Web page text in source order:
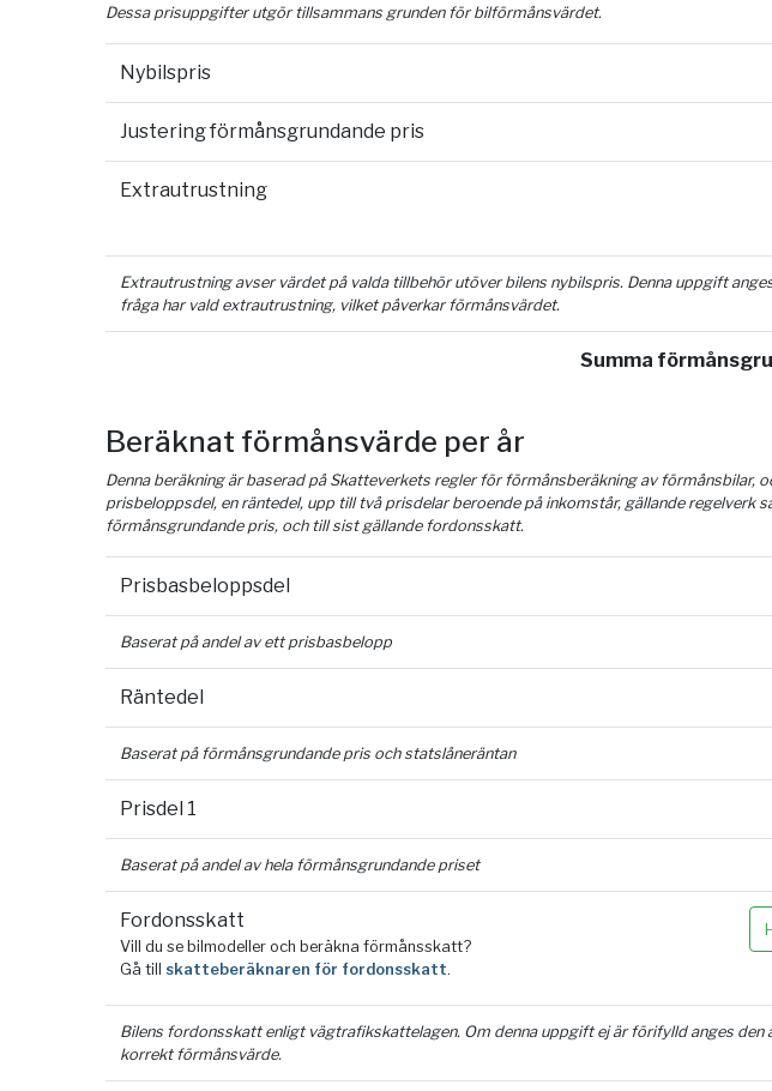
Dessa prisuppgifter utgör tillsammans grunden för bilförmånsvärdet.
Nybilspris
Justering förmånsgrundande pris
Extrautrustning
Extrautrustning avser värdet på valda tillbehör utöver bilens nybilspris. Denna uppgift
fråga har vald extrautrustning, vilket påverkar förmånsvärdet.
Summa
Beräknat förmånsvärde per år
Denna beräkning är baserad på Skatteverkets regler för förmånsberäkning av förmånsbilar,
prisbeloppsdel, en räntedel, upp till två prisdelar beroende på inkomstår, gällande regelverk
förmånsgrundande pris, och till sist gällande fordonsskatt.
Prisbasbeloppsdel
Baserat på andel av ett prisbasbelopp
Räntedel
Baserat på förmånsgrundande pris och statslåneräntan
Prisdel 1
Baserat på andel av hela förmånsgrundande priset
Fordonsskatt
Vill du se bilmodeller och beräkna förmånsskatt?
Gå till skatteberäknaren för fordonsskatt.
Bilens fordonsskatt enligt vägtrafikskattelagen. Om denna uppgift ej är förifylld anges den
korrekt förmånsvärde.